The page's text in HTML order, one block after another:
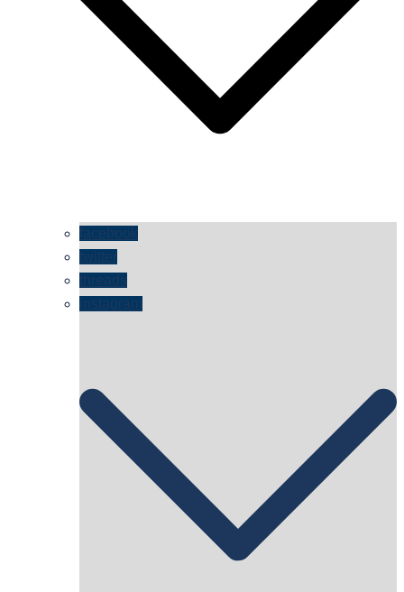
facebook
twitter
threads
instagram